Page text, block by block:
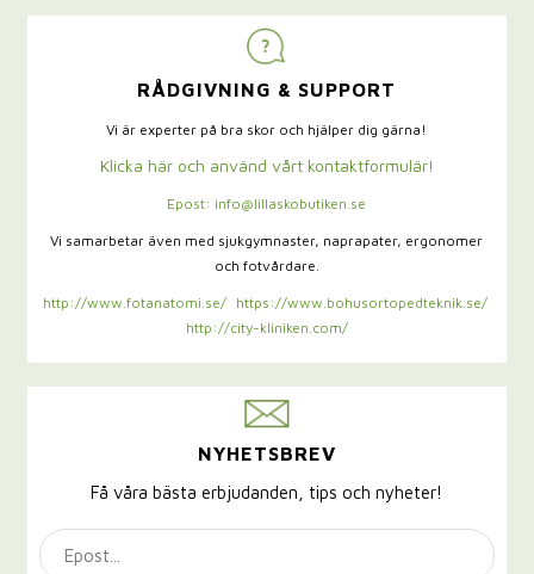
RÅDGIVNING & SUPPORT
Vi är experter på bra skor och hjälper dig gärna!
Klicka här och använd vårt kontaktformulär!
Epost: info@lillaskobutiken.se
Vi samarbetar även med sjukgymnaster, naprapater, ergonomer
och fotvårdare.
http://www.fotanatomi.se/
https://www.bohusortopedteknik.se/
http://city-kliniken.com/
NYHETSBREV
Få våra bästa erbjudanden, tips och nyheter!